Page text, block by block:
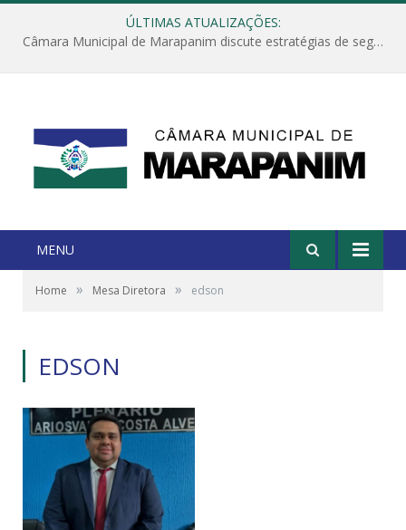
ÚLTIMAS ATUALIZAÇÕES:
Câmara Municipal de Marapanim discute estratégias de segurança com autoridades e poder executivo
MENU
Home » Mesa Diretora » edson
EDSON